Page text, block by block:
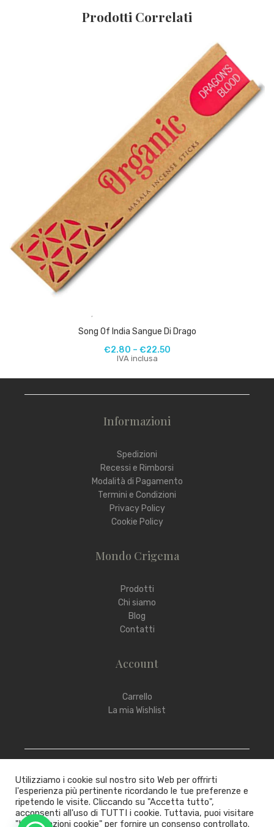
Prodotti Correlati
,
Song Of India Sangue Di Drago
€2.80 – €22.50
IVA inclusa
Informazioni
Spedizioni
Recessi e Rimborsi
Modalità di Pagamento
Termini e Condizioni
Privacy Policy
Cookie Policy
Mondo Crigema
Prodotti
Chi siamo
Blog
Contatti
Account
Carrello
La mia Wishlist
Copyright © 2022 – 2025 Crigema
Utilizziamo i cookie sul nostro sito Web per offrirti
l'esperienza più pertinente ricordando le tue preferenze e
ripetendo le visite. Cliccando su "Accetta tutto",
acconsenti all'uso di TUTTI i cookie. Tuttavia, puoi visitare
"Impostazioni cookie" per fornire un consenso controllato.